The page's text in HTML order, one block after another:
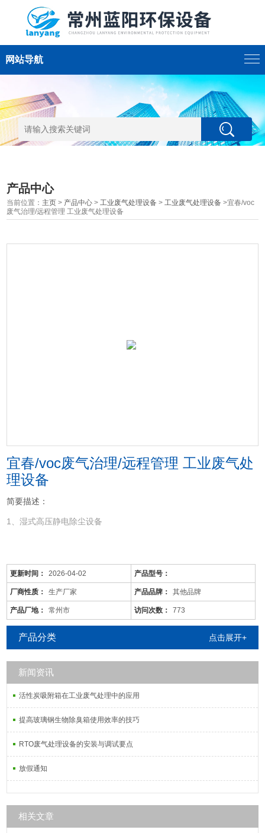
网站导航
产品中心
当前位置： 主页 > 产品中心 >工业废气处理设备 >工业废气处理设备 >宜春/voc
废气治理/远程管理 工业废气处理设备
宜春/voc废气治理/远程管理 工业废气处
理设备
简要描述：
1、湿式高压静电除尘设备
是针对废气及粉尘的一款环保设备。它是利用电力将气体中的粉尘离
子分离出来的除尘设备。有性能稳定、除尘效果好等特点，需要经过
荷电、收集、清灰三个阶段，直流高压电使阴极线附近的空间气体电
离，粉尘等颗粒和点后在电场力作用下移动并沉积在集尘阳极表面，
湿式电除尘器是用电除尘的方法分离气体中的气溶胶和悬浮尘粒。
更新时间： 2026-04-02 产品型号：
厂商性质： 生产厂家 产品品牌： 其他品牌
产品厂地： 常州市 访问次数： 773
产品分类 点击展开+
新闻资讯
活性炭吸附箱在工业废气处理中的应用
提高玻璃钢生物除臭箱使用效率的技巧
RTO废气处理设备的安装与调试要点
放假通知
相关文章